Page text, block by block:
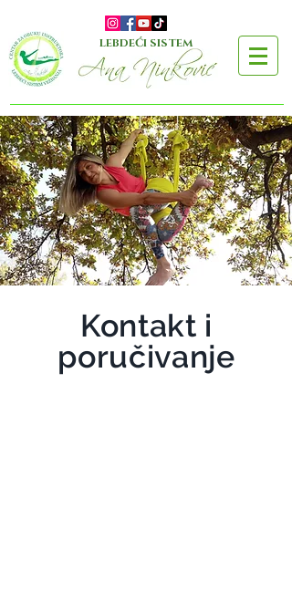
LEBDEĆI SISTEM
Kontakt i
poručivanje